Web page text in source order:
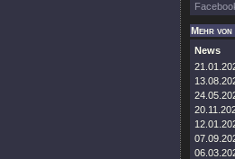
Mehr von
News